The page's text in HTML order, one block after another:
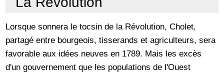
Lorsque sonnera le tocsin de la Révolution, Cholet,
partagé entre bourgeois, tisserands et agriculteurs, sera
favorable aux idées neuves en 1789. Mais les excès
d'un gouvernement que les populations de l'Ouest